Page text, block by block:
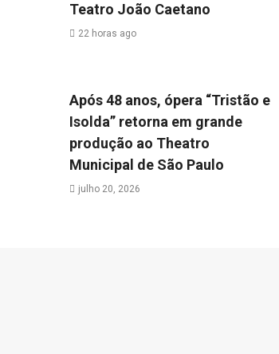
Teatro João Caetano
22 horas ago
Após 48 anos, ópera “Tristão e
Isolda” retorna em grande
produção ao Theatro
Municipal de São Paulo
julho 20, 2026